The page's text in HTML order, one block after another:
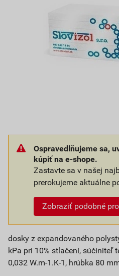
Ospravedlňujeme sa,
kúpiť na e-shope.
Zastavte sa v našej
prerokujeme aktuálne
Zobraziť podobné
dosky z expandovaného
kPa pri 10% stlačení, súčiniteľ
0,032 W.m-1.K-1, hrúbka 80